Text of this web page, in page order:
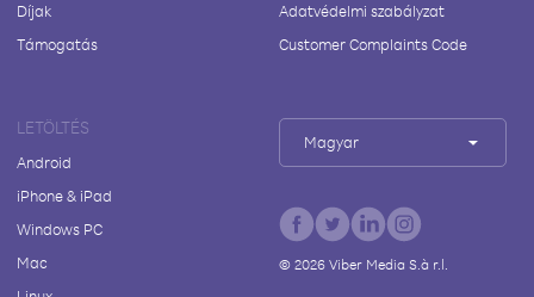
Díjak
Támogatás
Adatvédelmi szabályzat
Customer Complaints Code
LETÖLTÉS
Android
iPhone & iPad
Windows PC
Mac
Magyar
© 2026Viber Media S.à r.l.